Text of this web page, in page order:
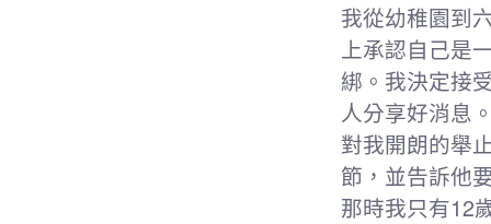
我從幼稚園到
上承認自己是
綁。我決定接
人分享好消息
對我開朗的舉
節，並告訴他
那時我只有12